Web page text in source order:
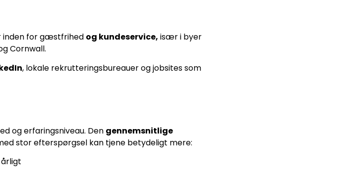
inden for gæstfrihed og kundeservice, især i byer
Cornwall.
, lokale rekrutteringsbureauer og jobsites som
og erfaringsniveau. Den gennemsnitlige
stor efterspørgsel kan tjene betydeligt mere: